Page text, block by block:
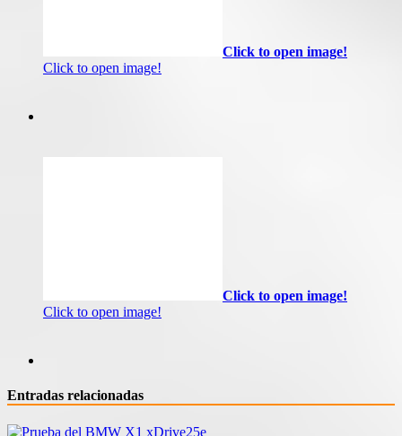
Click to open image!
Click to open image!
Click to open image!
Click to open image!
Entradas relacionadas